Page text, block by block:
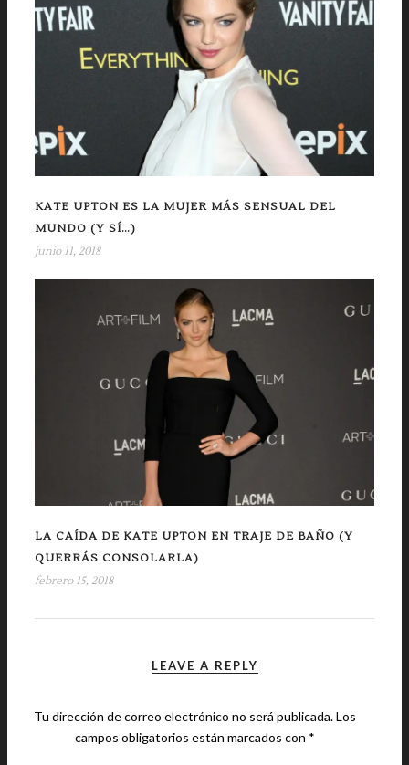
KATE UPTON ES LA MUJER MÁS SENSUAL DEL
MUNDO (Y SÍ…)
junio 11, 2018
LA CAÍDA DE KATE UPTON EN TRAJE DE BAÑO (Y
QUERRÁS CONSOLARLA)
febrero 15, 2018
LEAVE A REPLY
Tu dirección de correo electrónico no será publicada.Los
campos obligatorios están marcados con *